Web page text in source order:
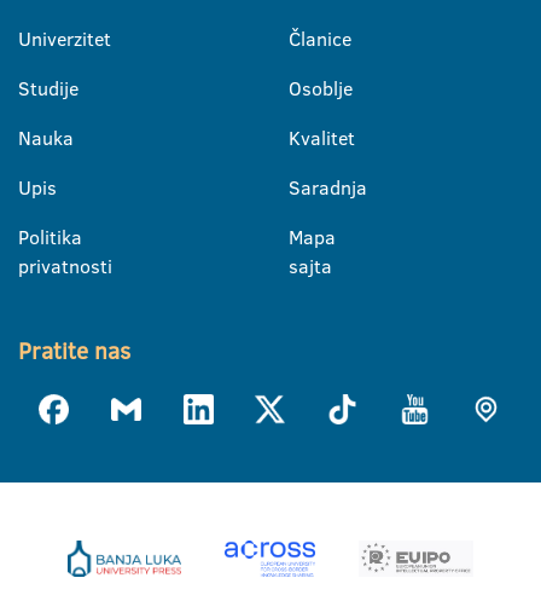
Univerzitet
Studije
Nauka
Upis
Politika
privatnosti
Članice
Osoblje
Kvalitet
Saradnja
Mapa
sajta
Pratite nas